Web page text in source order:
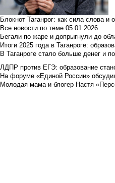
Блокнот Таганрог: как сила слова
Все новости по теме 05.01.2026
Бегали по жаре и допрыгнули до
Итоги 2025 года в Таганроге:
В Таганроге стало больше денег и
ЛДПР против ЕГЭ: образование
На форуме «Единой России»
Молодая мама и блогер Настя